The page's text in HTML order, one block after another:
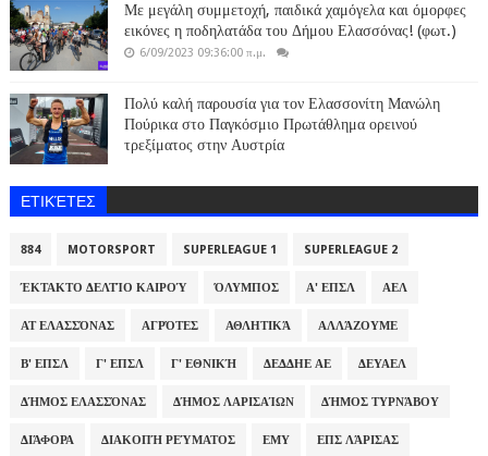
Με μεγάλη συμμετοχή, παιδικά χαμόγελα και όμορφες
εικόνες η ποδηλατάδα του Δήμου Ελασσόνας! (φωτ.)
6/09/2023 09:36:00 π.μ.
Πολύ καλή παρουσία για τον Ελασσονίτη Μανώλη
Πούρικα στο Παγκόσμιο Πρωτάθλημα ορεινού
τρεξίματος στην Αυστρία
ΕΤΙΚΈΤΕΣ
884 MOTORSPORT SUPERLEAGUE 1 SUPERLEAGUE 2
ΈΚΤΑΚΤΟ ΔΕΛΤΊΟ ΚΑΙΡΟΎ ΌΛΥΜΠΟΣ Α' ΕΠΣΛ ΑΕΛ
ΑΤ ΕΛΑΣΣΌΝΑΣ ΑΓΡΌΤΕΣ ΑΘΛΗΤΙΚΆ ΑΛΛΆΖΟΥΜΕ
Β' ΕΠΣΛ Γ' ΕΠΣΛ Γ' ΕΘΝΙΚΉ ΔΕΔΔΗΕ ΑΕ ΔΕΥΑΕΛ
ΔΉΜΟΣ ΕΛΑΣΣΌΝΑΣ ΔΉΜΟΣ ΛΑΡΙΣΑΊΩΝ ΔΉΜΟΣ ΤΥΡΝΆΒΟΥ
ΔΙΆΦΟΡΑ ΔΙΑΚΟΠΉ ΡΕΎΜΑΤΟΣ ΕΜΥ ΕΠΣ ΛΆΡΙΣΑΣ